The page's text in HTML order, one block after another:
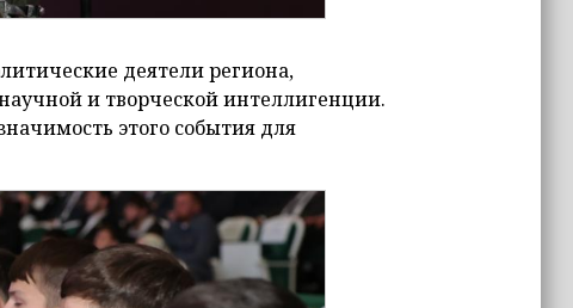
деятели региона,
и творческой интеллигенции.
этого события для